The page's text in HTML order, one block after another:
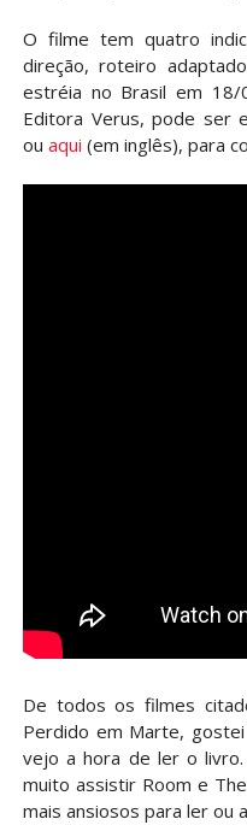
O filme tem quatro
direção, roteiro
estréia no Brasil em 18/
Editora Verus, pode ser
ou aqui (em inglês), para
De todos os filmes
Perdido em Marte,
vejo a hora de ler o
muito assistir Room e
mais ansiosos para ler ou